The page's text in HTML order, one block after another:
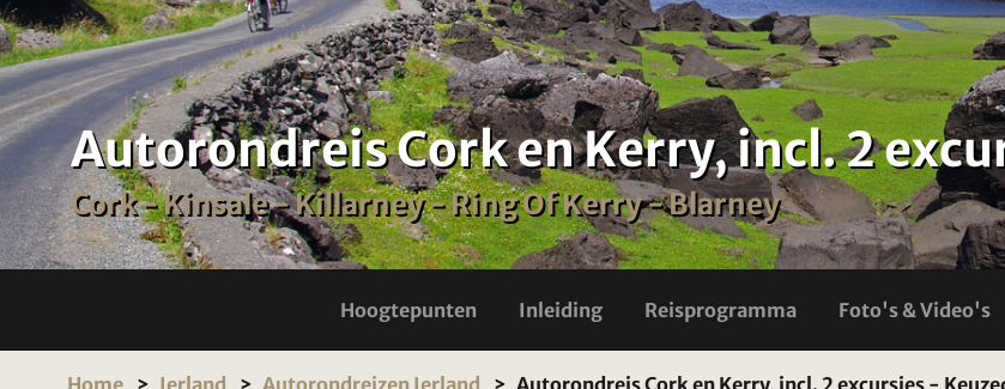
Autorondreis Cork en Kerry, incl. 2
Cork - Kinsale - Killarney - Ring Of Kerry - Blarney
Hoogtepunten Inleiding Reisprogramma Foto's & Video's
Home Ierland Autorondreizen Ierland Autorondreis Cork en Kerry, incl. 2 excursies -